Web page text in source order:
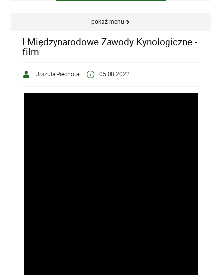
pokaż menu
I Międzynarodowe Zawody Kynologiczne -
film
Urszula Piechota 05.08.2022